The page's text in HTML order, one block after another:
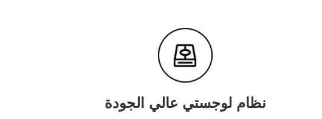
نظام لوجستي عالي الجودة